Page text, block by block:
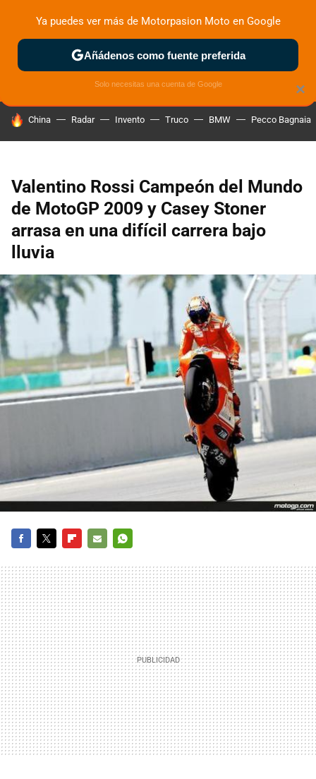
ZONA DE PRUEBAS DEPORTIVAS MOTOS ELÉCTRICAS
HOY SE HABLA DE
China Radar Invento Truco BMW Pecco Bagnaia
Valentino Rossi Campeón del Mundo
de MotoGP 2009 y Casey Stoner
arrasa en una difícil carrera bajo
lluvia
MAIL
×
Ya puedes ver más de Motorpasion Moto en Google
Añádenos como fuente preferida
Solo necesitas una cuenta de Google